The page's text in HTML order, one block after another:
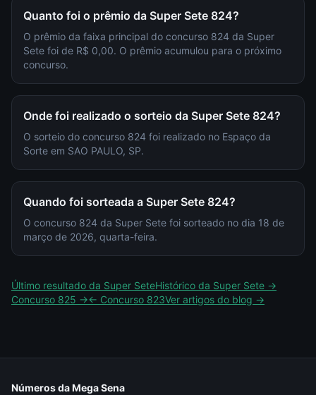
Quanto foi o prêmio da Super Sete 824?
O prêmio da faixa principal do concurso 824 da Super
Sete foi de R$ 0,00. O prêmio acumulou para o próximo
concurso.
Onde foi realizado o sorteio da Super Sete 824?
O sorteio do concurso 824 foi realizado no Espaço da
Sorte em SAO PAULO, SP.
Quando foi sorteada a Super Sete 824?
O concurso 824 da Super Sete foi sorteado no dia 18 de
março de 2026, quarta-feira.
Último resultado da Super SeteHistórico da Super Sete →
Concurso 825 →← Concurso 823Ver artigos do blog →
Números da Mega Sena